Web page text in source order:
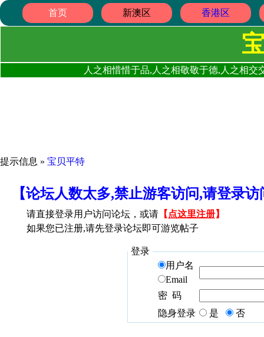
首页 新澳区 香港区
人之相惜惜于品,人之相敬敬于德,人之相
提示信息 » 宝贝平特
【论坛人数太多,禁止游客访问,请登录
请直接登录用户访问论坛，或请 【 点这里注册】
如果您已注册,请先登录论坛即可游览帖子
登录
用户名
Email
密 码
隐身登录
是 否